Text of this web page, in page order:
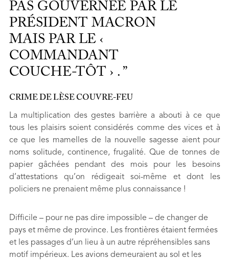
PAS GOUVERNÉE PAR LE
PRÉSIDENT MACRON
MAIS PAR LE ‹
COMMANDANT
COUCHE-TÔT › .
CRIME DE LÈSE COUVRE-FEU
La multiplication des gestes barrière a abouti à ce que
tous les plaisirs soient considérés comme des vices et à
ce que les mamelles de la nouvelle sagesse aient pour
noms solitude, continence, frugalité. Que de tonnes de
papier gâchées pendant des mois pour les besoins
d’attestations qu’on rédigeait soi-même et dont les
policiers ne prenaient même plus connaissance !
Difficile – pour ne pas dire impossible – de changer de
pays et même de province. Les frontières étaient fermées
et les passages d’un lieu à un autre répréhensibles sans
motif impérieux. Les avions demeuraient au sol et les